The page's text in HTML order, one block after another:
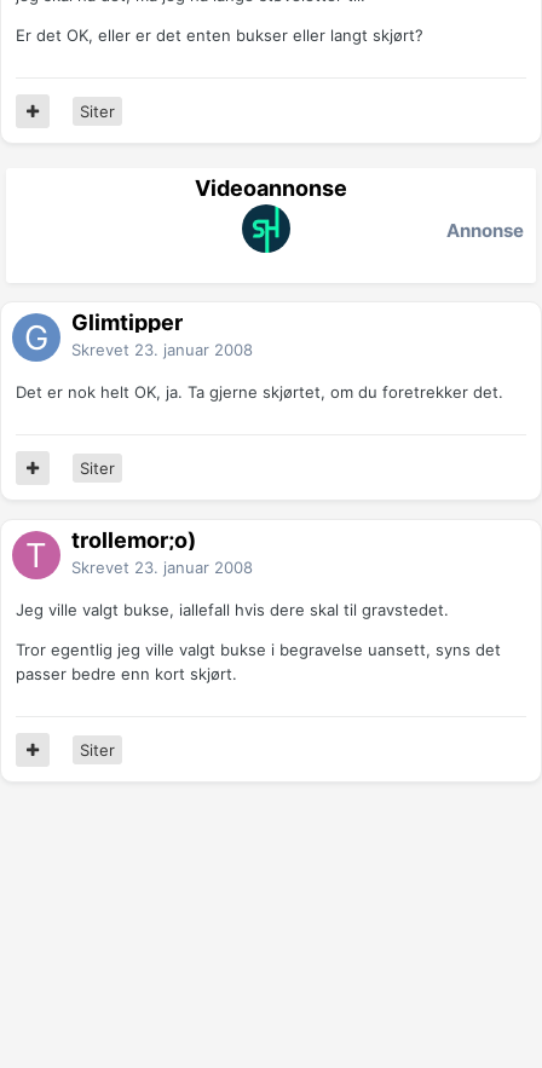
Er det OK, eller er det enten bukser eller langt skjørt?
Siter
Videoannonse
Annonse
Glimtipper
Skrevet 23. januar 2008
Det er nok helt OK, ja. Ta gjerne skjørtet, om du foretrekker det.
Siter
trollemor;o)
Skrevet 23. januar 2008
Jeg ville valgt bukse, iallefall hvis dere skal til gravstedet.
Tror egentlig jeg ville valgt bukse i begravelse uansett, syns det
passer bedre enn kort skjørt.
Siter